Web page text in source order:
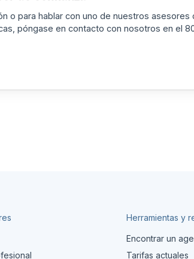
o para hablar con uno de nuestros asesores
póngase en contacto con nosotros en el
Herramientas y
Encontrar un
Tarifas actuales